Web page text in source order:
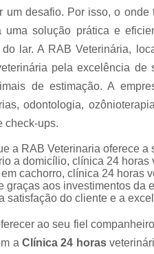
um desafio. Por isso, o onde
uma solução prática e
do lar. A RAB Veterinária,
pela excelência de
de estimação. A
odontologia,
check-ups.
a RAB Veterinaria oferece
a domicílio, clínica 24
cachorro, clínica 24 horas
graças aos investimentos da
satisfação do cliente e a
ao seu fiel
a Clínica 24 horas